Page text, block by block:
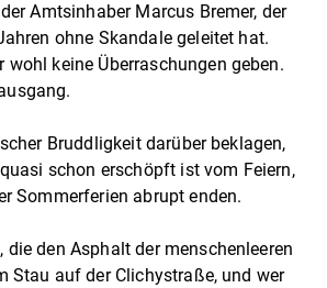
Amtsinhaber Marcus Bremer, der
ohne Skandale geleitet hat.
keine Überraschungen geben.
Bruddligkeit darüber beklagen,
schon erschöpft ist vom Feiern,
Sommerferien abrupt enden.
den Asphalt der menschenleeren
Stau auf der Clichystraße, und wer